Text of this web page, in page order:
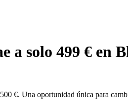
solo 499 € en
€. Una oportunidad única para